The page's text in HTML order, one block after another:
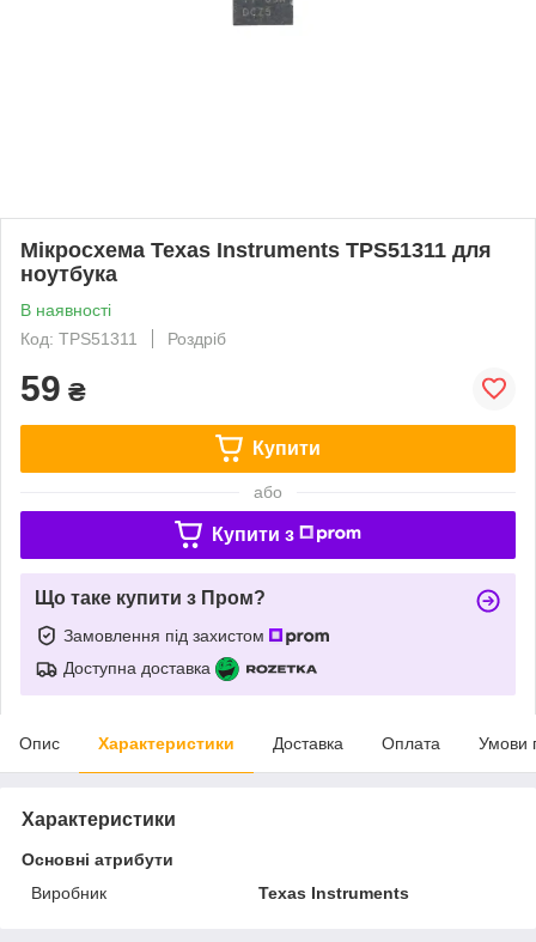
Мікросхема Texas Instruments TPS51311 для
ноутбука
В наявності
Код: TPS51311
Роздріб
59 ₴
Купити
або
Купити з
Що таке купити з Пром?
Замовлення під захистом
Доступна доставка
Опис Характеристики Доставка Оплата Умови
Характеристики
Основні атрибути
Виробник
Texas Instruments